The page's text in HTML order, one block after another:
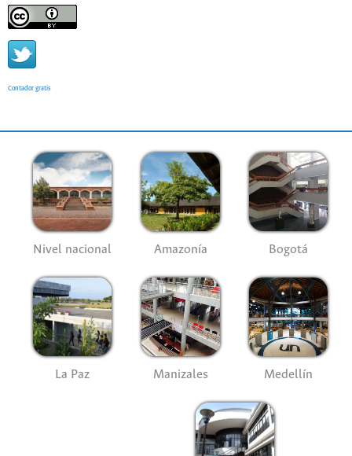
Contador gratis
Nivel nacional Amazonía Bogotá
La Paz Manizales Medellín